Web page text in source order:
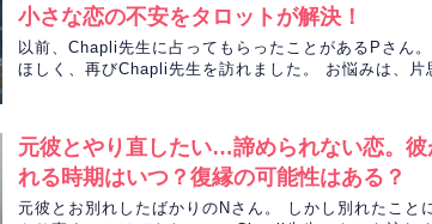
小さな恋の不安をタロットが解決！
以前、Chapli先生に占ってもらったことがあるPさん
ほしく、再びChapli先生を訪れました。 お悩みは、片
元彼とやり直したい…諦められない恋。彼
れる時期はいつ？復縁の可能性はある？
元彼とお別れしたばかりのNさん。 しかし別れたこと